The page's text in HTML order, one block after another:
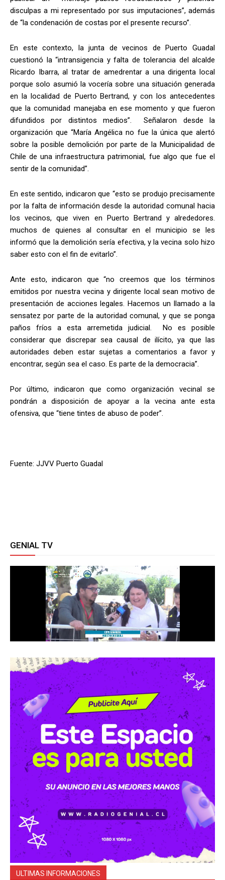
disculpas a mi representado por sus imputaciones”, además
de “la condenación de costas por el presente recurso”.
En este contexto, la junta de vecinos de Puerto Guadal
cuestionó la “intransigencia y falta de tolerancia del alcalde
Ricardo Ibarra, al tratar de amedrentar a una dirigenta local
porque solo asumió la vocería sobre una situación generada
en la localidad de Puerto Bertrand, y con los antecedentes
que la comunidad manejaba en ese momento y que fueron
difundidos por distintos medios”. Señalaron desde la
organización que “María Angélica no fue la única que alertó
sobre la posible demolición por parte de la Municipalidad de
Chile de una infraestructura patrimonial, fue algo que fue el
sentir de la comunidad”.
En este sentido, indicaron que “esto se produjo precisamente
por la falta de información desde la autoridad comunal hacia
los vecinos, que viven en Puerto Bertrand y alrededores.
muchos de quienes al consultar en el municipio se les
informó que la demolición sería efectiva, y la vecina solo hizo
saber esto con el fin de evitarlo”.
Ante esto, indicaron que “no creemos que los términos
emitidos por nuestra vecina y dirigente local sean motivo de
presentación de acciones legales. Hacemos un llamado a la
sensatez por parte de la autoridad comunal, y que se ponga
paños fríos a esta arremetida judicial. No es posible
considerar que discrepar sea causal de ilícito, ya que las
autoridades deben estar sujetas a comentarios a favor y
encontrar, según sea el caso. Es parte de la democracia”.
Por último, indicaron que como organización vecinal se
pondrán a disposición de apoyar a la vecina ante esta
ofensiva, que “tiene tintes de abuso de poder”.
Fuente: JJVV Puerto Guadal
GENIAL TV
ULTIMAS INFORMACIONES